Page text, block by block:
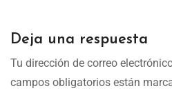
Deja una respuesta
Tu dirección de correo
campos obligatorios están